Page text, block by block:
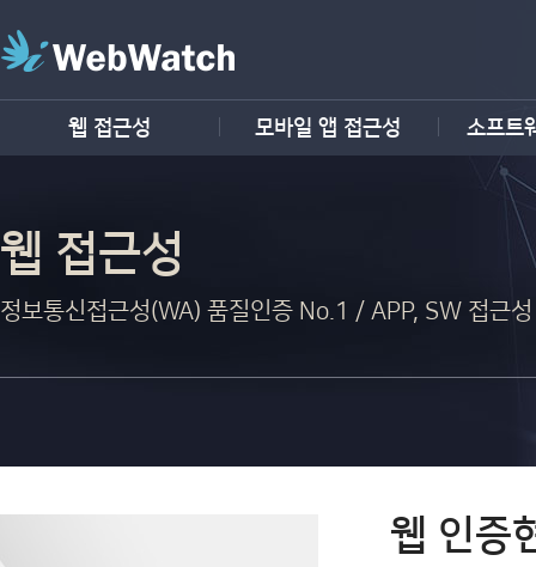
웹 접근성 모바일 앱 접근성 소프트
웹 접근성
정보통신접근성(WA) 품질인증 No.1 / APP, SW 접근
웹 인증